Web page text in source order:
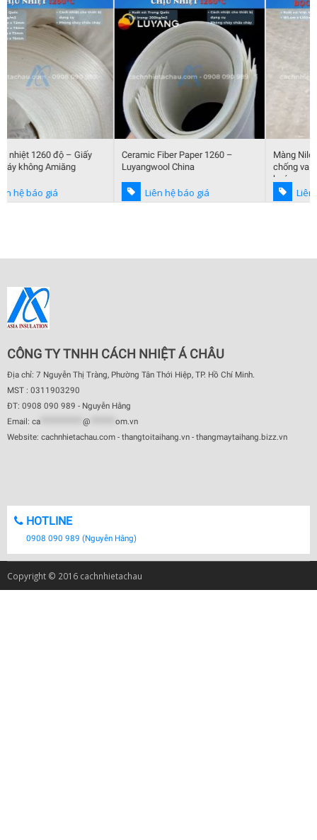
Ceramic Fiber Paper 1260 –
Luyangwool China
Liên hệ báo giá
Màng Nilon bong bóng bao bì
chống va đập, giảm sốc cho hàng
Liên hệ báo giá
CÔNG TY TNHH CÁCH NHIỆT Á CHÂU
Địa chỉ: 7 Nguyễn Thị Tràng, Phường Tân Thới Hiệp, TP. Hồ Chí Minh.
MST : 0311903290
ĐT: 0908 090 989 - Nguyễn Hằng
Email: ca @
om.vn
Website: cachnhietachau.com - thangtoitaihang.vn - thangmaytaihang.bizz.vn
HOTLINE
0908 090 989 (Nguyễn Hằng)
Copyright © 2016 cachnhietachau